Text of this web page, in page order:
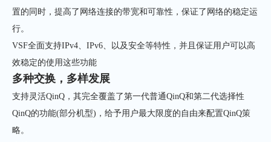
置的同时，提高了网络连接的带宽和可靠性，保证了网络的稳定运
行。
VSF全面支持IPv4、IPv6、以及安全等特性，并且保证用户可以高
效稳定的使用这些功能
多种交换，多样发展
支持灵活QinQ，其完全覆盖了第一代普通QinQ和第二代选择性
QinQ的功能(部分机型)，给予用户最大限度的自由来配置QinQ策
略。